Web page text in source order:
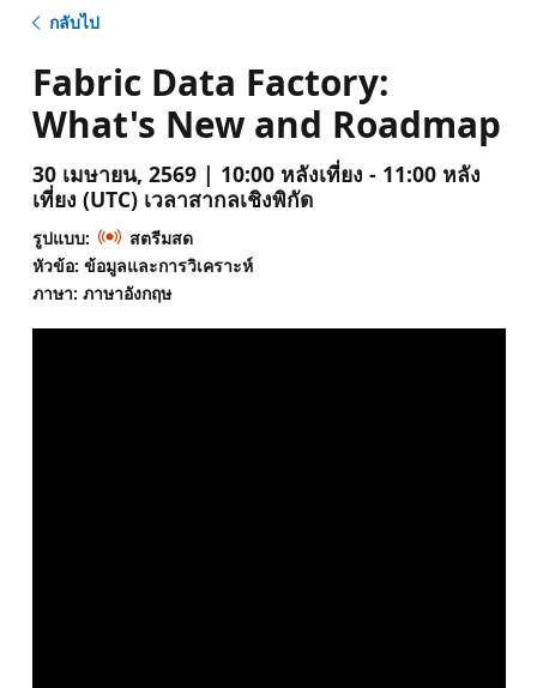
กลับไป
Fabric Data Factory:
What's New and Roadmap
30 เมษายน, 2569 | 10:00 หลังเที่ยง - 11:00 หลัง
เที่ยง (UTC) เวลาสากลเชิงพิกัด
รูปแบบ:
สตรีมสด
หัวข้อ: ข้อมูลและการวิเคราะห์
ภาษา: ภาษาอังกฤษ